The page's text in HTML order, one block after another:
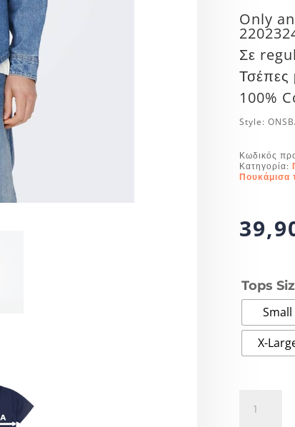
Only
Σε
Τσέπες
100%
Style:
Κωδικός
Κατηγορία:
Πουκάμισα
Tops
Small
X-
and